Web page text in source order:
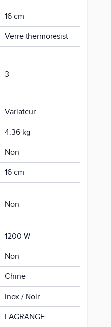
16 cm
Verre thermoresist
3
Variateur
4.36 kg
Non
16 cm
Non
1200 W
Non
Chine
Inox / Noir
LAGRANGE